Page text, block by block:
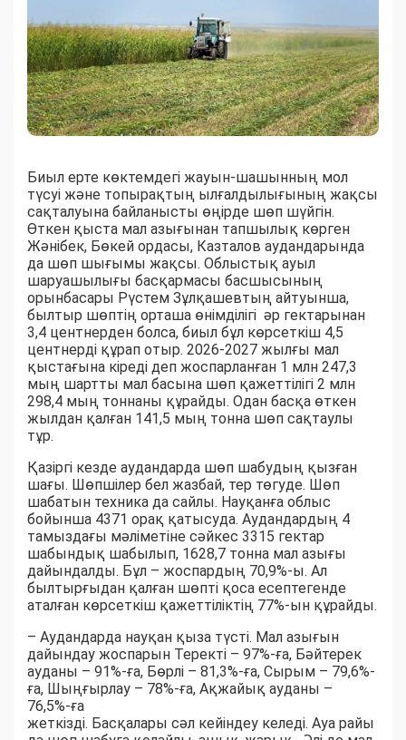
Биыл ерте көктемдегі жауын-шашынның мол
түсуі және топырақтың ылғалдылығының жақсы
сақталуына байланысты өңірде шөп шүйгін.
Өткен қыста мал азығынан тапшылық көрген
Жәнібек, Бөкей ордасы, Казталов аудандарында
да шөп шығымы жақсы. Облыстық ауыл
шаруашылығы басқармасы басшысының
орынбасары Рүстем Зұлқашевтың айтуынша,
былтыр шөптің орташа өнімділігі әр гектарынан
3,4 центнерден болса, биыл бұл көрсеткіш 4,5
центнерді құрап отыр. 2026-2027 жылғы мал
қыстағына кіреді деп жоспарланған 1 млн 247,3
мың шартты мал басына шөп қажеттілігі 2 млн
298,4 мың тоннаны құрайды. Одан басқа өткен
жылдан қалған 141,5 мың тонна шөп сақтаулы
тұр.
Қазіргі кезде аудандарда шөп шабудың қызған
шағы. Шөпшілер бел жазбай, тер төгуде. Шөп
шабатын техника да сайлы. Науқанға облыс
бойынша 4371 орақ қатысуда. Аудандардың 4
тамыздағы мәліметіне сәйкес 3315 гектар
шабындық шабылып, 1628,7 тонна мал азығы
дайындалды. Бұл – жоспардың 70,9%-ы. Ал
былтырғыдан қалған шөпті қоса есептегенде
аталған көрсеткіш қажеттіліктің 77%-ын құрайды.
– Аудандарда науқан қыза түсті. Мал азығын
дайындау жоспарын Теректі – 97%-ға, Бәйтерек
ауданы – 91%-ға, Бөрлі – 81,3%-ға, Сырым – 79,6%-
ға, Шыңғырлау – 78%-ға, Ақжайық ауданы –
76,5%-ға
жеткізді. Басқалары сәл кейіндеу келеді. Ауа райы